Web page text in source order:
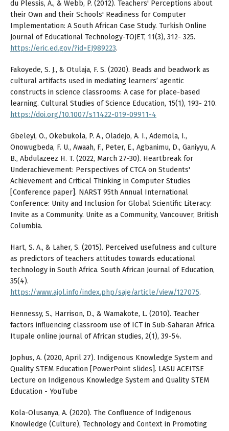
du Plessis, A., & Webb, P. (2012). Teachers' Perceptions about
their Own and their Schools' Readiness for Computer
Implementation: A South African Case Study. Turkish Online
Journal of Educational Technology-TOJET, 11(3), 312- 325.
https://eric.ed.gov/?id=EJ989223.
Fakoyede, S. J., & Otulaja, F. S. (2020). Beads and beadwork as
cultural artifacts used in mediating learners’ agentic
constructs in science classrooms: A case for place-based
learning. Cultural Studies of Science Education, 15(1), 193- 210.
https://doi.org/10.1007/s11422-019-09911-4
Gbeleyi, O., Okebukola, P. A., Oladejo, A. I., Ademola, I.,
Onowugbeda, F. U., Awaah, F., Peter, E., Agbanimu, D., Ganiyyu, A.
B., Abdulazeez H. T. (2022, March 27-30). Heartbreak for
Underachievement: Perspectives of CTCA on Students'
Achievement and Critical Thinking in Computer Studies
[Conference paper]. NARST 95th Annual International
Conference: Unity and Inclusion for Global Scientific Literacy:
Invite as a Community. Unite as a Community, Vancouver, British
Columbia.
Hart, S. A., & Laher, S. (2015). Perceived usefulness and culture
as predictors of teachers attitudes towards educational
technology in South Africa. South African Journal of Education,
35(4).
https://www.ajol.info/index.php/saje/article/view/127075.
Hennessy, S., Harrison, D., & Wamakote, L. (2010). Teacher
factors influencing classroom use of ICT in Sub-Saharan Africa.
Itupale online journal of African studies, 2(1), 39-54.
Jophus, A. (2020, April 27). Indigenous Knowledge System and
Quality STEM Education [PowerPoint slides]. LASU ACEITSE
Lecture on Indigenous Knowledge System and Quality STEM
Education - YouTube
Kola-Olusanya, A. (2020). The Confluence of Indigenous
Knowledge (Culture), Technology and Context in Promoting